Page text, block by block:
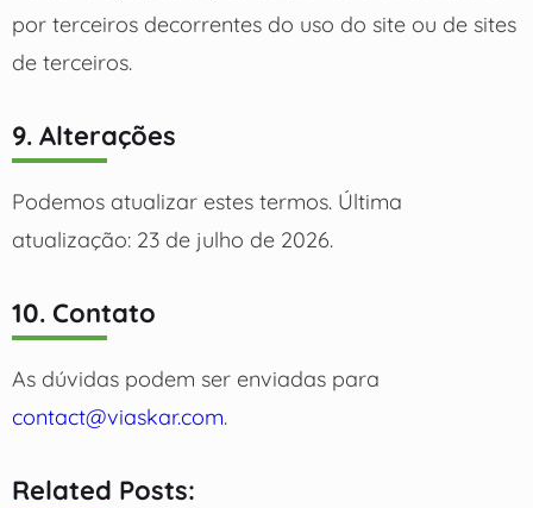
por terceiros decorrentes do uso do site ou de sites
de terceiros.
9. Alterações
Podemos atualizar estes termos. Última
atualização: 23 de julho de 2026.
10. Contato
As dúvidas podem ser enviadas para
contact@viaskar.com.
Related Posts: